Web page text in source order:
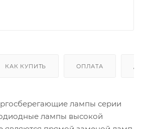
КАК КУПИТЬ ОПЛАТА
лампы серии
лампы высокой